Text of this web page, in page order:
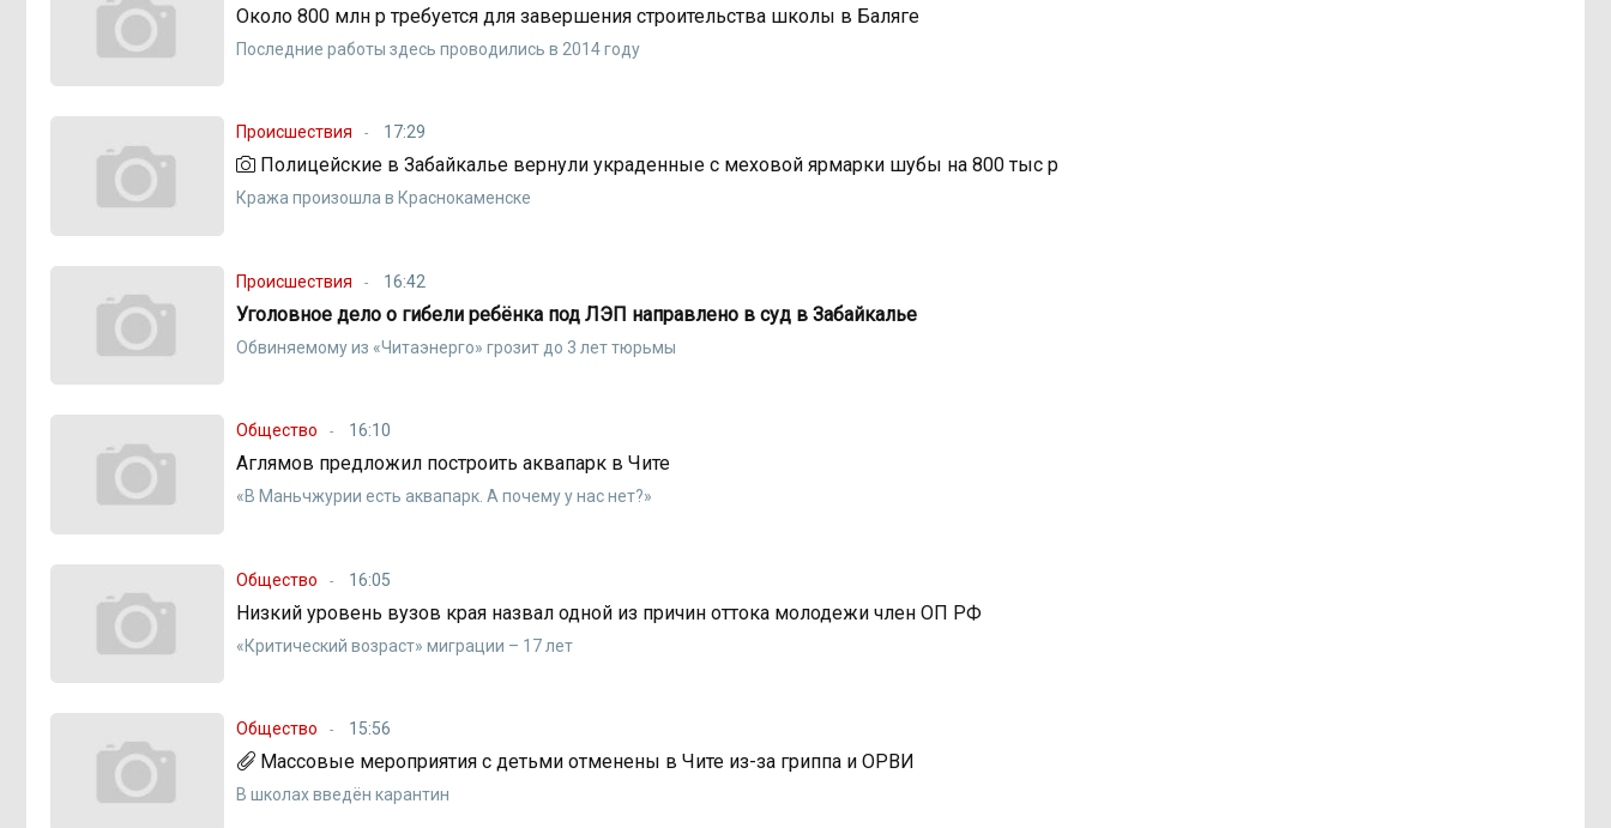
Около 800 млн р требуется для завершения строительства школы в Баляге
Последние работы здесь проводились в 2014 году
Происшествия 17:29
Полицейские в Забайкалье вернули украденные с меховой ярмарки шубы на 800 тыс р
Кража произошла в Краснокаменске
Происшествия 16:42
Уголовное дело о гибели ребёнка под ЛЭП направлено в суд в Забайкалье
Обвиняемому из «Читаэнерго» грозит до 3 лет тюрьмы
Общество 16:10
Аглямов предложил построить аквапарк в Чите
«В Маньчжурии есть аквапарк. А почему у нас нет?»
Общество 16:05
Низкий уровень вузов края назвал одной из причин оттока молодежи член ОП РФ
«Критический возраст» миграции – 17 лет
Общество 15:56
Массовые мероприятия с детьми отменены в Чите из-за гриппа и ОРВИ
В школах введён карантин